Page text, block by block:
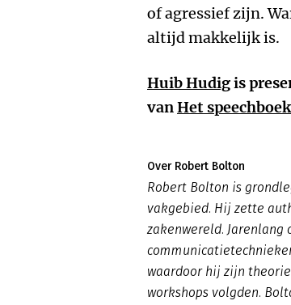
of agressief zijn.
altijd makkelijk is.
Huib Hudigis
vanHet
Over Robert Bolton
Robert Bolton is
vakgebied. Hij zette
zakenwereld. Jarenlang
waardoor hij zijn
workshops volgden.